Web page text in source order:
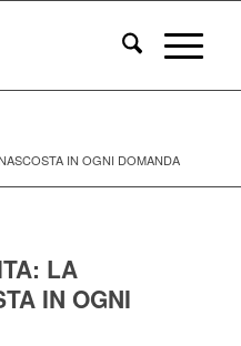
IN OGNI DOMANDA
LA
IN OGNI